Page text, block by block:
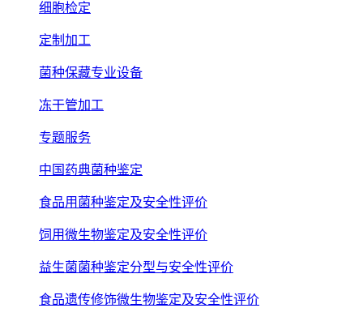
细胞检定
定制加工
菌种保藏专业设备
冻干管加工
专题服务
中国药典菌种鉴定
食品用菌种鉴定及安全性评价
饲用微生物鉴定及安全性评价
益生菌菌种鉴定分型与安全性评价
食品遗传修饰微生物鉴定及安全性评价